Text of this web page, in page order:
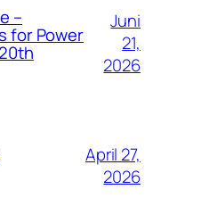
–
for Power
Juni
21,
2026
April 27,
2026